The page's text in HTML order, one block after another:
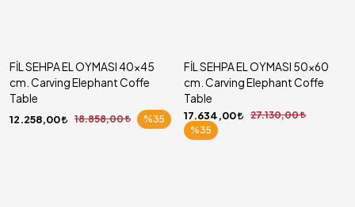
FİL SEHPA EL OYMASI 40x45
cm. Carving Elephant Coffe
Table
12.258,00 18.858,00 %35
FİL SEHPA EL OYMASI 50x60
cm. Carving Elephant Coffe
Table
17.634,00
27.130,00
%35